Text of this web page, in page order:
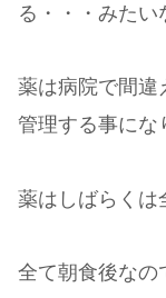
る・・・みた
薬は病院で間違
管理する事にな
薬はしばらくは
全て朝食後なの